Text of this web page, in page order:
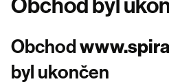
Obchod byl
Obchod
byl ukončen